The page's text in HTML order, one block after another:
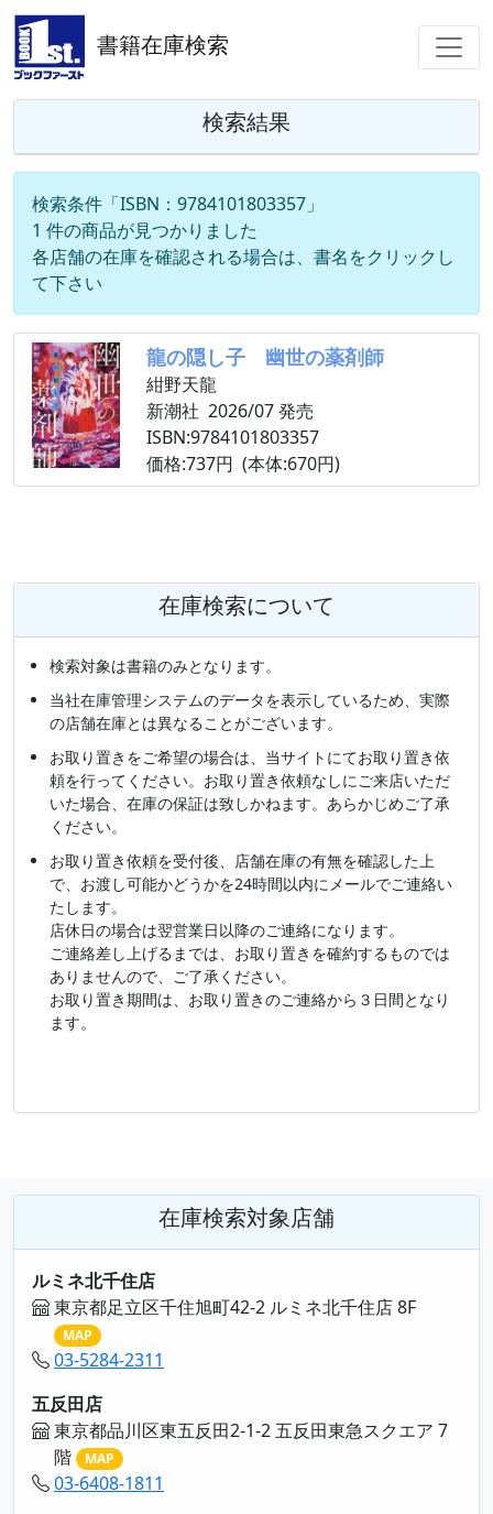
書籍在庫検索
検索結果
検索条件「ISBN：9784101803357」
1 件の商品が見つかりました
各店舗の在庫を確認される場合は、書名をクリックし
て下さい
龍の隠し子 幽世の薬剤師
紺野天龍
新潮社 2026/07 発売
ISBN:9784101803357
価格:737円 (本体:670円)
在庫検索について
検索対象は書籍のみとなります。
当社在庫管理システムのデータを表示しているため、実際
の店舗在庫とは異なることがございます。
お取り置きをご希望の場合は、当サイトにてお取り置き依
頼を行ってください。お取り置き依頼なしにご来店いただ
いた場合、在庫の保証は致しかねます。あらかじめご了承
ください。
お取り置き依頼を受付後、店舗在庫の有無を確認した上
で、お渡し可能かどうかを24時間以内にメールでご連絡い
たします。
店休日の場合は翌営業日以降のご連絡になります。
ご連絡差し上げるまでは、お取り置きを確約するものでは
ありませんので、ご了承ください。
お取り置き期間は、お取り置きのご連絡から３日間となり
ます。
在庫検索対象店舗
ルミネ北千住店
東京都足立区千住旭町42-2 ルミネ北千住店 8F
MAP
03-5284-2311
五反田店
東京都品川区東五反田2-1-2 五反田東急スクエア 7
階
MAP
03-6408-1811